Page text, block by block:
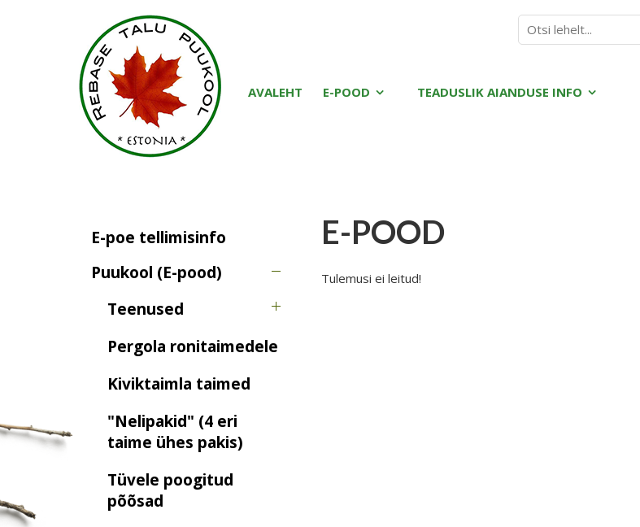
AVALEHT E-POOD TEADUSLIK AIANDUSE INFO
E-poe tellimisinfo
Puukool (E-pood)
Teenused
Pergola ronitaimedele
Kiviktaimla taimed
"Nelipakid" (4 eri
taime ühes pakis)
Tüvele poogitud
põõsad
E-POOD
Tulemusi ei leitud!